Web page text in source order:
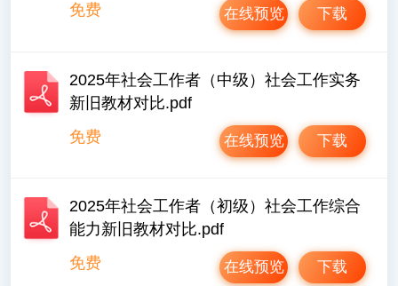
免费
下载
在线预览
2025年社会工作者（中级）社会工作实务
新旧教材对比.pdf
免费
下载
在线预览
2025年社会工作者（初级）社会工作综合
能力新旧教材对比.pdf
免费
下载
在线预览